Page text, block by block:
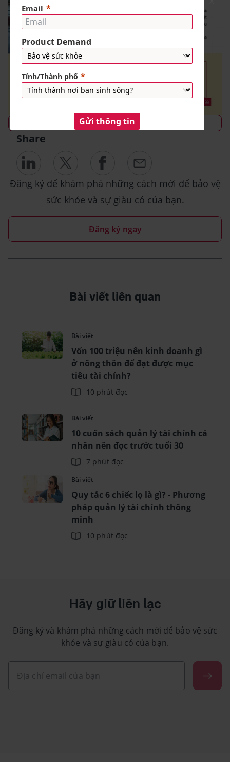
TÌM HIỂU CÁCH THỨC THAM GIA
Share
Đăng ký để khám phá những cách mới để bảo vệ
sức khỏe và sự giàu có của bạn.
Đăng ký ngay
Bài viết liên quan
Bài viết
Vốn 100 triệu nên kinh doanh gì
ở nông thôn để đạt được mục
tiêu tài chính?
10 phút đọc
Bài viết
10 cuốn sách quản lý tài chính cá
nhân nên đọc trước tuổi 30
7 phút đọc
Bài viết
Quy tắc 6 chiếc lọ là gì? - Phương
pháp quản lý tài chính thông
minh
10 phút đọc
Hãy giữ liên lạc
Đăng ký và khám phá những cách mới để bảo vệ sức
khỏe và sự giàu có của bạn.